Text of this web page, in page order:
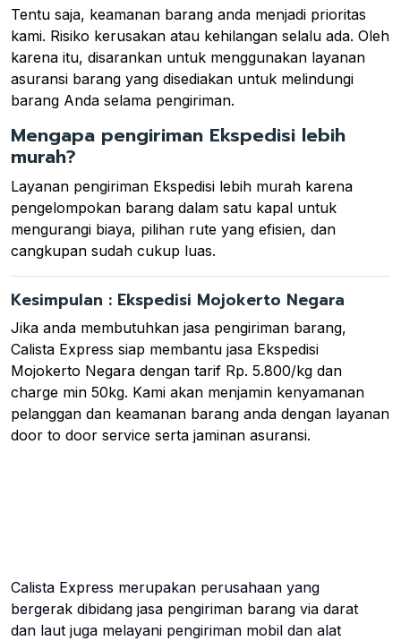
Tentu saja, keamanan barang anda menjadi prioritas
kami. Risiko kerusakan atau kehilangan selalu ada. Oleh
karena itu, disarankan untuk menggunakan layanan
asuransi barang yang disediakan untuk melindungi
barang Anda selama pengiriman.
Mengapa pengiriman Ekspedisi lebih
murah?
Layanan pengiriman Ekspedisi lebih murah karena
pengelompokan barang dalam satu kapal untuk
mengurangi biaya, pilihan rute yang efisien, dan
cangkupan sudah cukup luas.
Kesimpulan : Ekspedisi Mojokerto Negara
Jika anda membutuhkan jasa pengiriman barang,
Calista Express siap membantu jasa Ekspedisi
Mojokerto Negara dengan tarif Rp. 5.800/kg dan
charge min 50kg. Kami akan menjamin kenyamanan
pelanggan dan keamanan barang anda dengan layanan
door to door service serta jaminan asuransi.
Calista Express merupakan perusahaan yang
bergerak dibidang jasa pengiriman barang via darat
dan laut juga melayani pengiriman mobil dan alat